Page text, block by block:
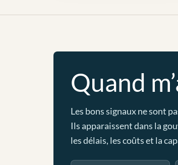
Quand
Les bons signaux ne sont
Ils apparaissent dans la
les délais, les coûts et la